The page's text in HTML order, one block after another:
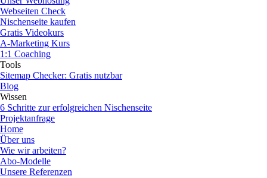
Webseiten Check
Nischenseite kaufen
Gratis Videokurs
A-Marketing Kurs
1:1 Coaching
Tools
Sitemap Checker: Gratis nutzbar
Blog
Wissen
6 Schritte zur erfolgreichen Nischenseite
Projektanfrage
Home
Über uns
Wie wir arbeiten?
Abo-Modelle
Unsere Referenzen